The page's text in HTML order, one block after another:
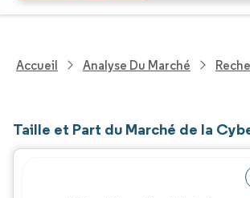
Accueil Analyse Du Marché
Taille et Part du Marché de la